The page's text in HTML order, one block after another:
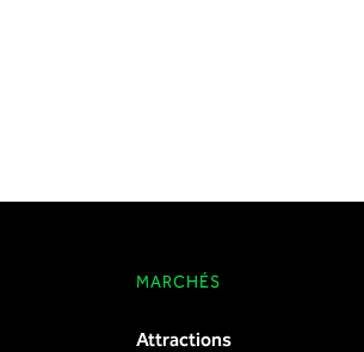
MARCHÉS
Attractions